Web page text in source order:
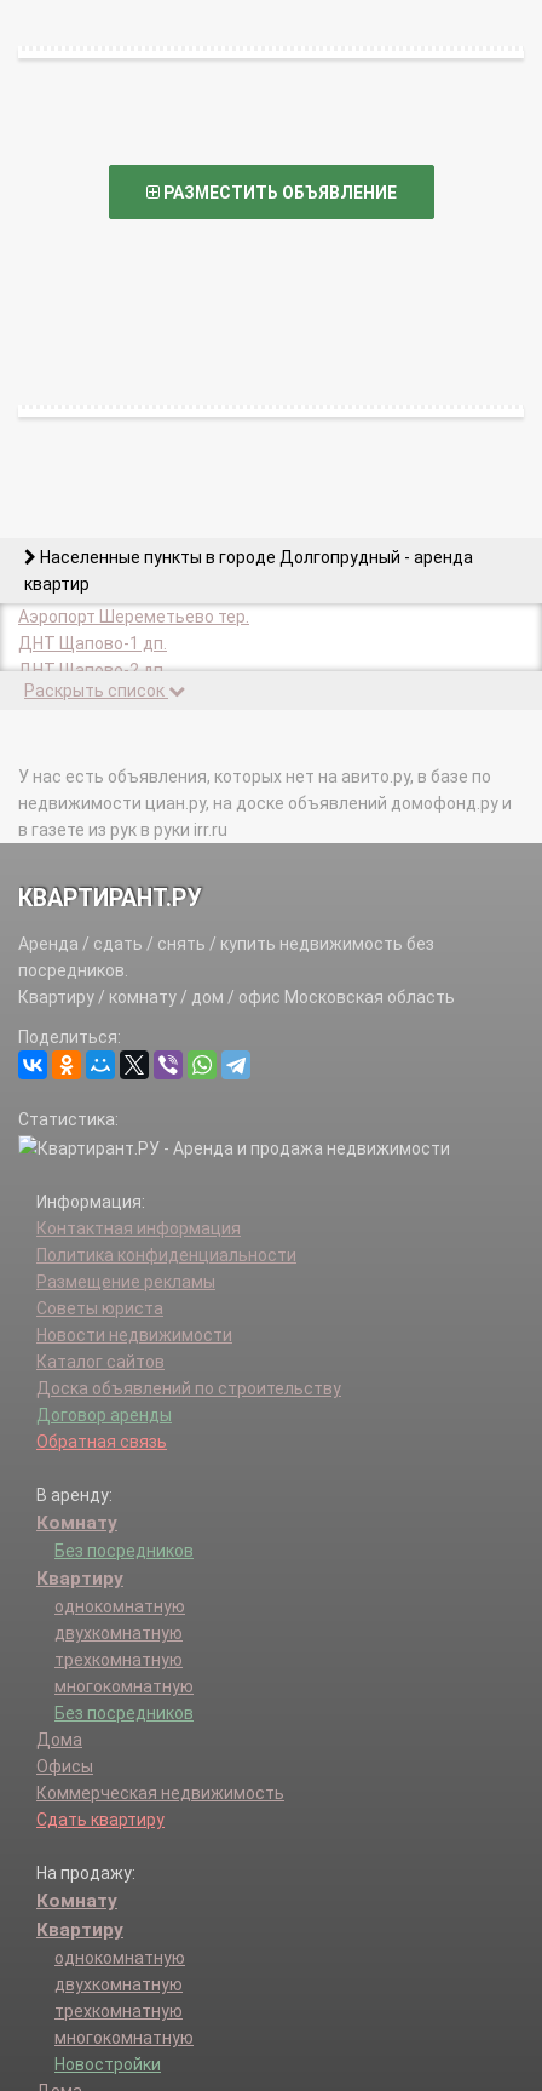
РАЗМЕСТИТЬ ОБЪЯВЛЕНИЕ
Населенные пункты в городе Долгопрудный - аренда
квартир
Аэропорт Шереметьево тер.
ДНТ Щапово-1 дп.
ДНТ Щапово-2 дп.
Павельцево мкр.
Шереметьевский мкр.
Раскрыть список
У нас есть объявления, которых нет на авито.ру, в базе по
недвижимости циан.ру, на доске объявлений домофонд.ру и
в газете из рук в руки irr.ru
КВАРТИРАНТ.РУ
Аренда / сдать / снять / купить недвижимость без
посредников.
Квартиру / комнату / дом / офис Московская область
Поделиться:
Статистика:
Информация:
Контактная информация
Политика конфиденциальности
Размещение рекламы
Советы юриста
Новости недвижимости
Каталог сайтов
Доска объявлений по строительству
Договор аренды
Обратная связь
В аренду:
Комнату
Без посредников
Квартиру
однокомнатную
двухкомнатную
трехкомнатную
многокомнатную
Без посредников
Дома
Офисы
Коммерческая недвижимость
Сдать квартиру
На продажу:
Комнату
Квартиру
однокомнатную
двухкомнатную
трехкомнатную
многокомнатную
Новостройки